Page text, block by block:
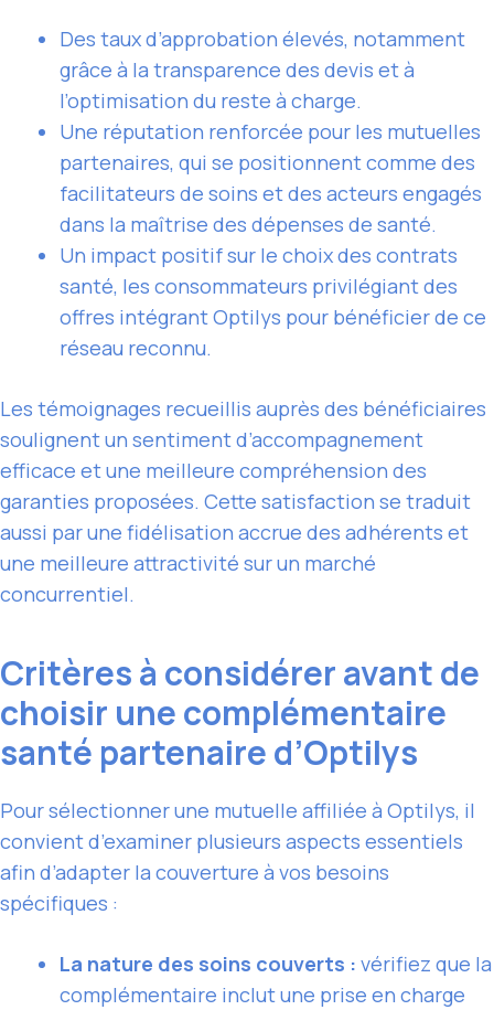
Des taux d’approbation élevés, notamment
grâce à la transparence des devis et à
l’optimisation du reste à charge.
Une réputation renforcée pour les mutuelles
partenaires, qui se positionnent comme des
facilitateurs de soins et des acteurs engagés
dans la maîtrise des dépenses de santé.
Un impact positif sur le choix des contrats
santé, les consommateurs privilégiant des
offres intégrant Optilys pour bénéficier de ce
réseau reconnu.
Les témoignages recueillis auprès des bénéficiaires
soulignent un sentiment d’accompagnement
efficace et une meilleure compréhension des
garanties proposées. Cette satisfaction se traduit
aussi par une fidélisation accrue des adhérents et
une meilleure attractivité sur un marché
concurrentiel.
Critères à considérer avant de
choisir une complémentaire
santé partenaire d’Optilys
Pour sélectionner une mutuelle affiliée à Optilys, il
convient d’examiner plusieurs aspects essentiels
afin d’adapter la couverture à vos besoins
spécifiques :
La nature des soins couverts : vérifiez que la
complémentaire inclut une prise en charge